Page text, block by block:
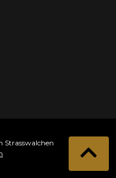
Strasswalchen